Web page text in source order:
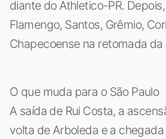
diante do Athletico-PR.
Flamengo, Santos, Grêmio,
Chapecoense na retomada
O que muda para o São Paulo
A saída de Rui Costa, a
volta de Arboleda e a